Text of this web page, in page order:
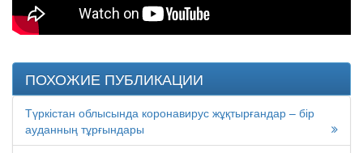
ПОХОЖИЕ ПУБЛИКАЦИИ
Түркістан облысында коронавирус жұқтырғандар – бір
ауданның тұрғындары